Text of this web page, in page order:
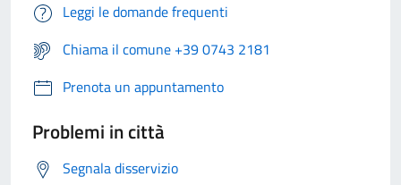
Leggi le domande frequenti
Chiama il comune +39 0743 2181
Prenota un appuntamento
Problemi in città
Segnala disservizio